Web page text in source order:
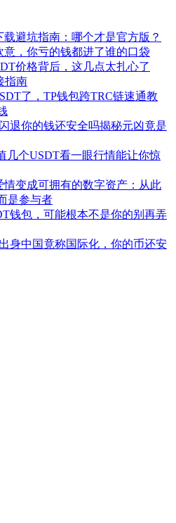
载避坑指南：哪个才是官方版？
意，你亏的钱都进了谁的口袋
价格背后，这几点太扎心了
指南
了，TP钱包跨TRC链速通教
退你的钱还安全吗揭秘元凶竟是
几个USDT看一眼行情能让你惊
情变成可拥有的数字资产：从此
是参与者
钱包，可能根本不是你的别再弄
身中国竟称国际化，你的币还安